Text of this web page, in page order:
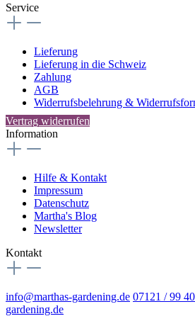
Service
Lieferung
Lieferung in die Schweiz
Zahlung
AGB
Widerrufsbelehrung &
Vertrag widerrufen
Information
Hilfe & Kontakt
Impressum
Datenschutz
Martha's Blog
Newsletter
Kontakt
info@marthas-gardening.de 07121 / 99
gardening.de